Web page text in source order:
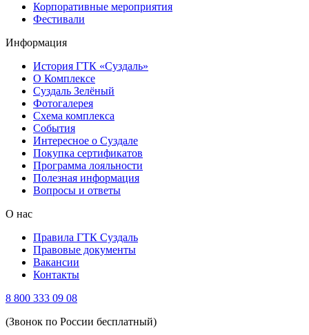
Корпоративные мероприятия
Фестивали
Информация
История ГТК «Суздаль»
О Комплексе
Суздаль Зелёный
Фотогалерея
Схема комплекса
Cобытия
Интересное о Суздале
Покупка сертификатов
Программа лояльности
Полезная информация
Вопросы и ответы
О нас
Правила ГТК Суздаль
Правовые документы
Вакансии
Контакты
8 800 333 09 08
(Звонок по России бесплатный)